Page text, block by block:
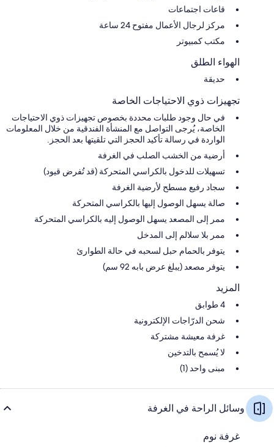
قاعات اجتماعات
مركز لرجال الأعمال مفتوح 24 ساعة
مكتب كمبيوتر
الهواء الطلق
حديقة
تجهيزات ذوي الاحتياجات الخاصة
في حال وجود طلبات محددة بخصوص تجهيزات ذوي الاحتياجات
الخاصة، يُرجى التواصل مع المنشأة الفندقية من خلال المعلومات
الواردة في رسالة تأكيد الحجز التي تلقيتها بعد الحجز.
أرضية من الخشب الصلب في الغرفة
تسهيلات للدخول بالكراسي المتحركة (قد تُفرض قيود)
سجاد رفيع مسطح لأرضية الغرفة
صالة يسهل الوصول إليها بالكراسي المتحركة
ممر إلى المصعد يسهل الوصول إليه بالكراسي المتحركة
ممر بلا سلالم إلى المدخل
يتوفر بالحمام حبل لسحبه في حالة الطوارئ
يتوفر مصعد (يبلغ عرض بابه 92 سم)
المزيد
4 طوابق
شحن الدرّاجات الإلكترونية
غرفة معيشة مشتركة
لا يُسمح بالتدخين
مبنى واحد (1)
وسائل الراحة في الغرفة
غرفة نوم